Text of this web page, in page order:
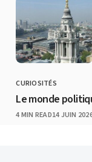
CATEGORY
CURIOSITÉS
Le monde
4 MIN READPUBLISHED
14 JUIN